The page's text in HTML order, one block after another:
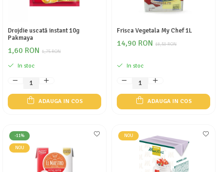
Drojdie uscată instant 10g
Pakmaya
1,75 RON
1,60 RON
In stoc
ADAUGA IN COS
Frisca Vegetala My Chef 1L
18,50 RON
14,90 RON
In stoc
ADAUGA IN COS
-11%
NOU
NOU